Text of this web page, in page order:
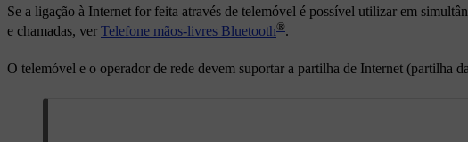
Se a ligação à Internet for feita através de telemóvel é possível utilizar em
e chamadas, ver Telefone mãos-livres Bluetooth®.
O telemóvel e o operador de rede devem suportar a partilha de Internet (partilha